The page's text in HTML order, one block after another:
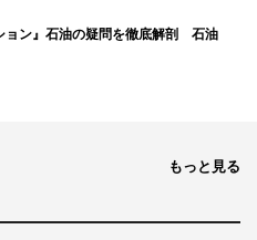
ョン』石油の疑問を徹底解剖 石油
もっと見る